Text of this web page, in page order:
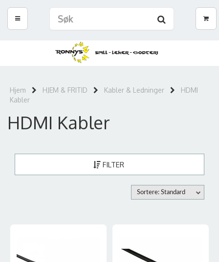
Hjem HJEM & FRITID Kabler & Ledninger
HDMI
Kabler
HDMI Kabler
FILTER
Sortere: Standard